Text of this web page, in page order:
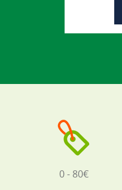
0 - 80€